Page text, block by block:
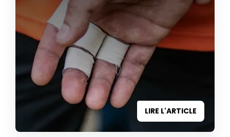
LIRE L'ARTICLE